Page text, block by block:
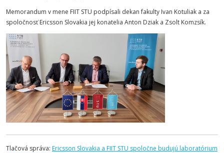
Memorandum v mene FIIT STU podpísali dekan fakulty Ivan Kotuliak a za
spoločnosť Ericsson Slovakia jej konatelia Anton Dziak a Zsolt Komzsík.
Tlačová správa: Ericsson Slovakia a FIIT STU spoločne budujú laboratórium